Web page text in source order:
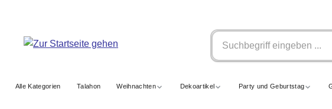
Alle Kategorien Talahon Weihnachten Dekoartikel Party und Geburtstag